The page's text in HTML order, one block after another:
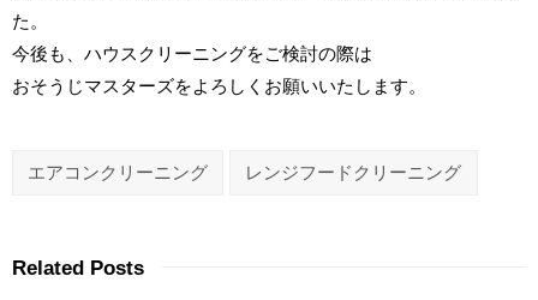
た。
今後も、ハウスクリーニングをご検討の際は
おそうじマスターズをよろしくお願いいたします。
エアコンクリーニング レンジフードクリーニング
Related Posts